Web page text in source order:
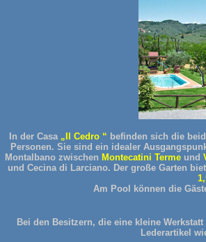
In der Casa „Il Cedro “ befinden sich die
Personen. Sie sind ein idealer
Montalbano zwischen Montecatini Terme und
und Cecina di Larciano. Der große Garten
Am Pool können die
Bei den Besitzern, die eine kleine
Lederartikel